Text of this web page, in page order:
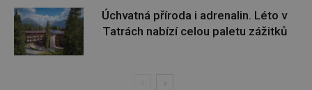
Úchvatná příroda i adrenalin. Léto v
Tatrách nabízí celou paletu zážitků